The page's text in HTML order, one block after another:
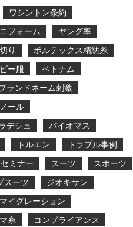
ワシントン条約
フォーム
ヤング率
り
ボルテックス精紡糸
ー服
ベトナム
ランドネーム刺激
ール
デシュ
バイオマス
トルエン
トラブル事例
セミナー スーツ
スポーツ
スーツ
ジオキサン
イグレーション
糸
コンプライアンス